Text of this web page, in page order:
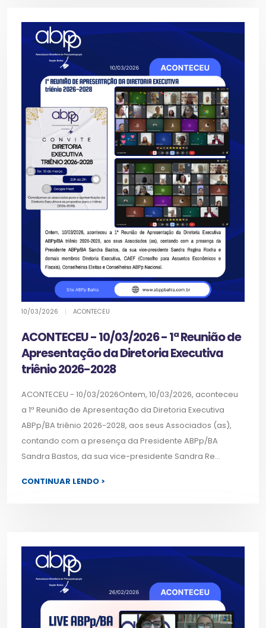
10/03/2026 ACONTECEU
ACONTECEU - 10/03/2026 - 1ª Reunião de
Apresentação da Diretoria Executiva
triênio 2026-2028
ACONTECEU - 10/03/2026Ontem, 10/03/2026, aconteceu
a 1ª Reunião de Apresentação da Diretoria Executiva
ABPp/BA triênio 2026-2028, aos seus Associados (as),
contando com a presença da Presidente ABPp/BA
Sandra Bastos, da sua vice-presidente Sandra Re...
CONTINUAR LENDO >